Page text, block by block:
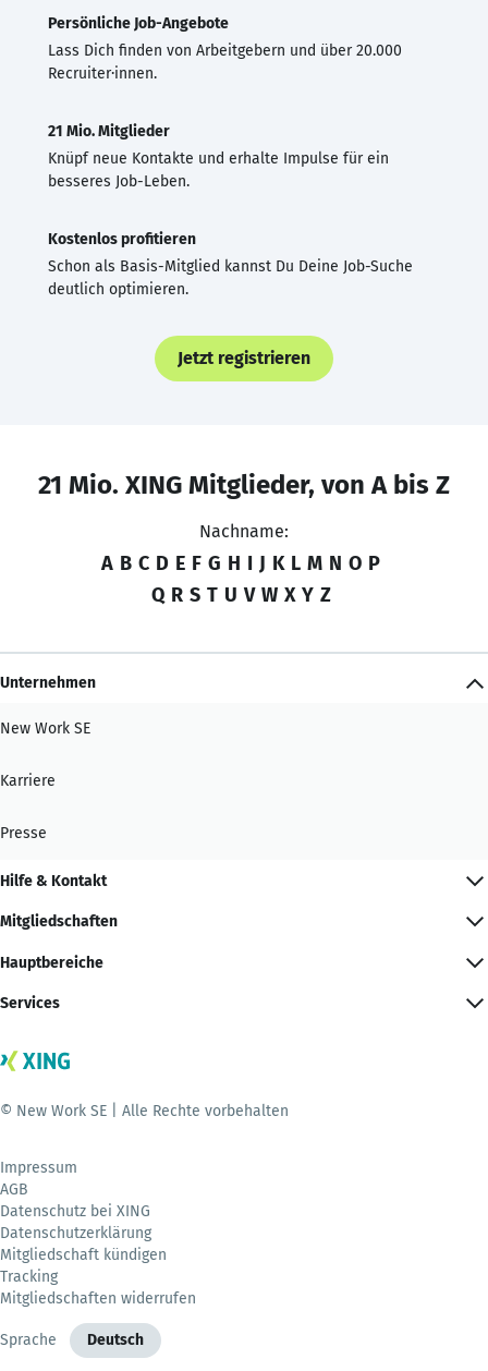
Persönliche Job-Angebote
Lass Dich finden von Arbeitgebern und über 20.000
Recruiter·innen.
21 Mio. Mitglieder
Knüpf neue Kontakte und erhalte Impulse für ein
besseres Job-Leben.
Kostenlos profitieren
Schon als Basis-Mitglied kannst Du Deine Job-Suche
deutlich optimieren.
Jetzt registrieren
21 Mio. XING Mitglieder, von A bis Z
Nachname:
A B C D E F G H I J K L M N O P
Q R S T U V W X Y Z
Unternehmen
New Work SE
Karriere
Presse
Hilfe & Kontakt
Mitgliedschaften
Hauptbereiche
Services
© New Work SE | Alle Rechte vorbehalten
Impressum
AGB
Datenschutz bei XING
Datenschutzerklärung
Mitgliedschaft kündigen
Tracking
Mitgliedschaften widerrufen
Sprache Deutsch